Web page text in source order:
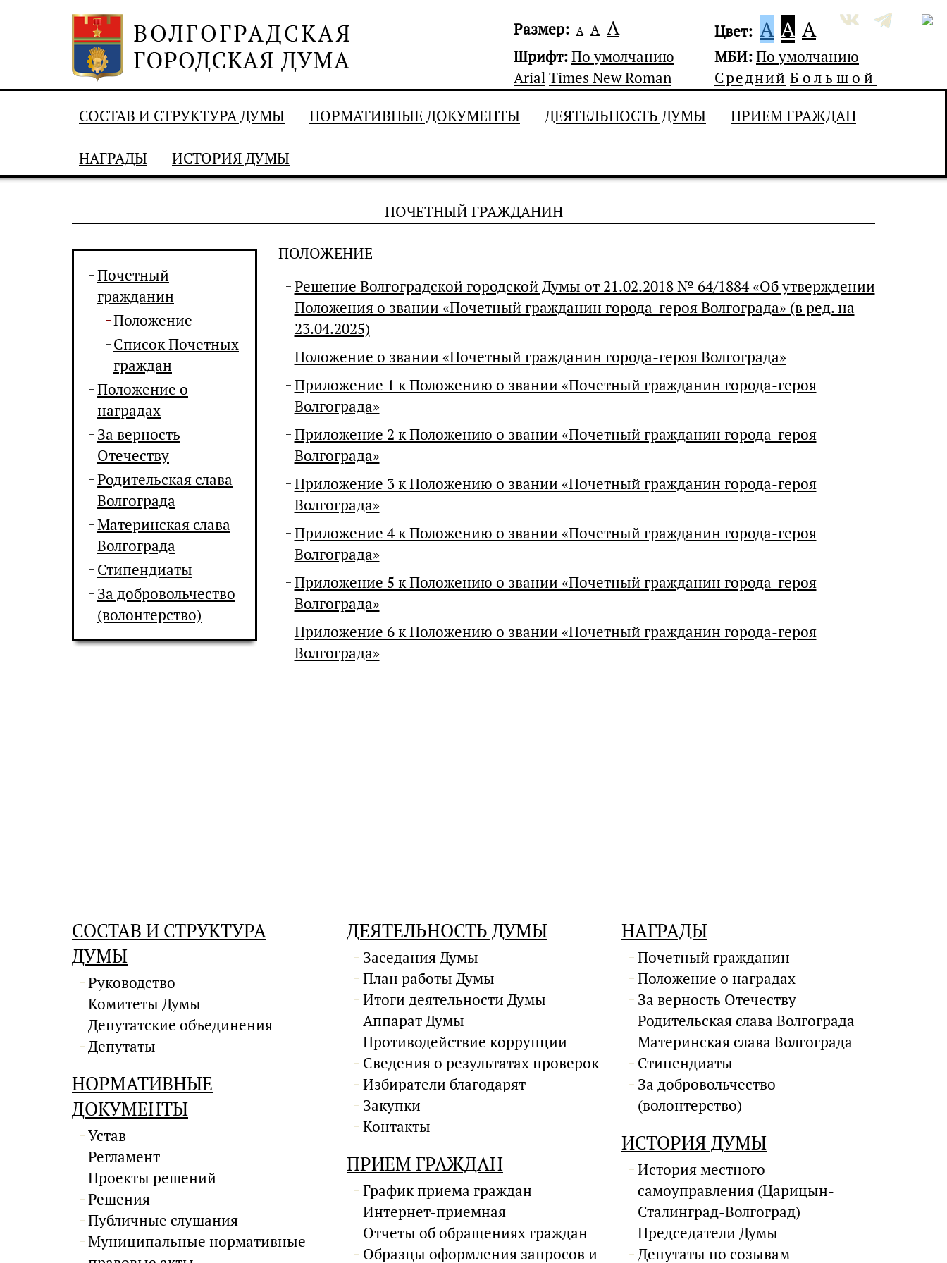
Размер: А А А Цвет: A A A
Шрифт:По умолчанию
ArialTimes New Roman
МБИ:По умолчанию
Средний Большой
СОСТАВ И СТРУКТУРА ДУМЫ
НОРМАТИВНЫЕ ДОКУМЕНТЫ ДЕЯТЕЛЬНОСТЬ ДУМЫ ПРИЕМ ГРАЖДАН
НАГРАДЫ ИСТОРИЯ ДУМЫ
ПОЧЕТНЫЙ ГРАЖДАНИН
Почетный
гражданин
Положение
Список Почетных
граждан
Положение о
наградах
За верность
Отечеству
Родительская слава
Волгограда
Материнская слава
Волгограда
Стипендиаты
За добровольчество
(волонтерство)
ПОЛОЖЕНИЕ
Решение Волгоградской городской Думы от 21.02.2018 № 64/1884 «Об утверждении
Положения о звании «Почетный гражданин города-героя Волгограда» (в ред. на
23.04.2025)
Положение о звании «Почетный гражданин города-героя Волгограда»
Приложение 1 к Положению о звании «Почетный гражданин города-героя
Волгограда»
Приложение 2 к Положению о звании «Почетный гражданин города-героя
Волгограда»
Приложение 3 к Положению о звании «Почетный гражданин города-героя
Волгограда»
Приложение 4 к Положению о звании «Почетный гражданин города-героя
Волгограда»
Приложение 5 к Положению о звании «Почетный гражданин города-героя
Волгограда»
Приложение 6 к Положению о звании «Почетный гражданин города-героя
Волгограда»
СОСТАВ И СТРУКТУРА
ДУМЫ
Руководство
Комитеты Думы
Депутатские объединения
Депутаты
НОРМАТИВНЫЕ
ДОКУМЕНТЫ
Устав
Регламент
Проекты решений
Решения
Публичные слушания
Муниципальные нормативные
ДЕЯТЕЛЬНОСТЬ ДУМЫ
Заседания Думы
План работы Думы
Итоги деятельности Думы
Аппарат Думы
Противодействие коррупции
Сведения о результатах проверок
Избиратели благодарят
Закупки
Контакты
ПРИЕМ ГРАЖДАН
График приема граждан
Интернет-приемная
Отчеты об обращениях граждан
Образцы оформления запросов и
НАГРАДЫ
Почетный гражданин
Положение о наградах
За верность Отечеству
Родительская слава Волгограда
Материнская слава Волгограда
Стипендиаты
За добровольчество
(волонтерство)
ИСТОРИЯ ДУМЫ
История местного
самоуправления (Царицын-
Сталинград-Волгоград)
Председатели Думы
Депутаты по созывам